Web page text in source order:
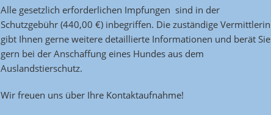
Alle gesetzlich erforderlichen Impfungen sind in der
Schutzgebühr (440,00 €) inbegriffen. Die zuständige Vermittlerin
gibt Ihnen gerne weitere detaillierte Informationen und berät Sie
gern bei der Anschaffung eines Hundes aus dem
Auslandstierschutz.
Wir freuen uns über Ihre Kontaktaufnahme!